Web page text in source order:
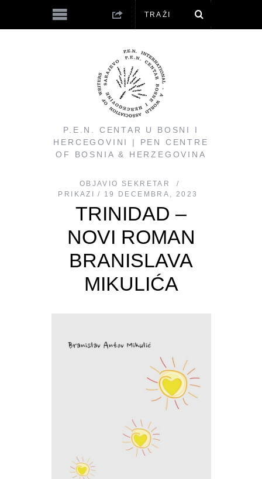
P.E.N. CENTAR U BOSNI I
HERCEGOVINI | PEN CENTRE
OF BOSNIA & HERZEGOVINA
OBJAVIO
SEKRETAR
PRIKAZI
19 DECEMBRA, 2023
TRINIDAD –
NOVI ROMAN
BRANISLAVA
MIKULIĆA